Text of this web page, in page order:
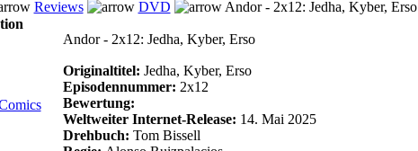
Reviews DVD
Andor - 2x12: Jedha, Kyber, Erso
Andor - 2x12: Jedha, Kyber, Erso
Originaltitel: Jedha, Kyber, Erso
Episodennummer: 2x12
Bewertung:
Weltweiter Internet-Release: 14. Mai 2025
Drehbuch: Tom Bissell